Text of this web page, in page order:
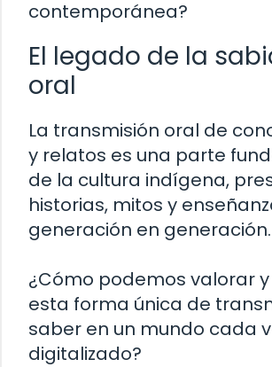
contemporánea?
El legado de la
oral
La transmisión oral de
y relatos es una parte
de la cultura indígena,
historias, mitos y
generación en generación.
¿Cómo podemos valorar
esta forma única de
saber en un mundo cada
digitalizado?